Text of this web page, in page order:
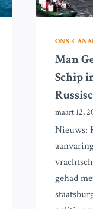
ONS-
Man
Schip
maart 12,
Nieuws:
gehad